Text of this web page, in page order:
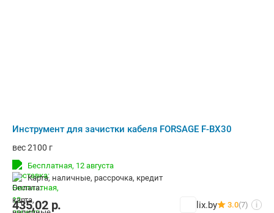
Инструмент для зачистки кабеля FORSAGE F-BX30
вес 2100 г
Бесплатная, 12 августа
карта, наличные, рассрочка, кредит
435,02р. lix.by 3.0(7) i